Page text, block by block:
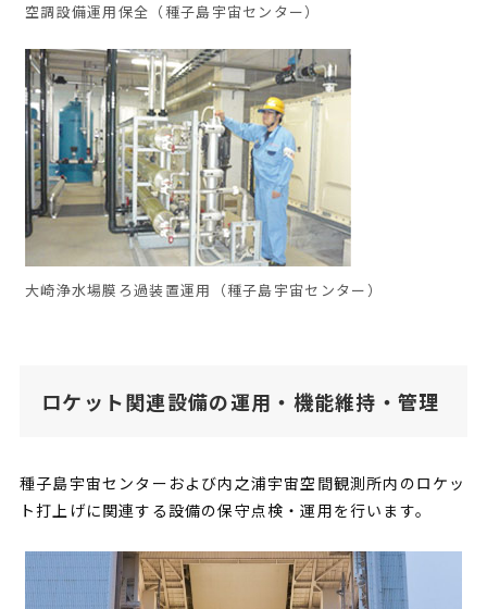
空調設備運用保全（種子島宇宙センター）
大崎浄水場膜ろ過装置運用（種子島宇宙センター）
ロケット関連設備の運用・機能維持・管理
種子島宇宙センターおよび内之浦宇宙空間観測所内のロケッ
ト打上げに関連する設備の保守点検・運用を行います。